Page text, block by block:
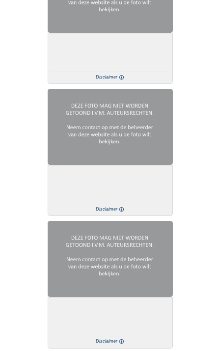
Disclaimer
Disclaimer
Disclaimer